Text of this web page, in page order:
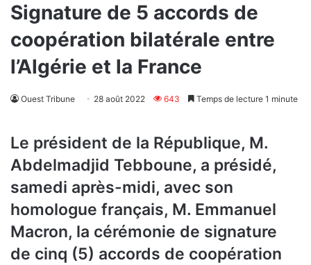
Signature de 5 accords de
coopération bilatérale entre
l’Algérie et la France
Ouest Tribune 28 août 2022 643 Temps de lecture 1 minute
Le président de la République, M.
Abdelmadjid Tebboune, a présidé,
samedi après-midi, avec son
homologue français, M. Emmanuel
Macron, la cérémonie de signature
de cinq (5) accords de coopération